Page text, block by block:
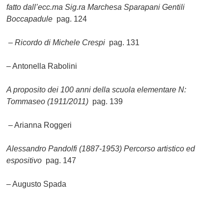
fatto dall’ecc.ma Sig.ra Marchesa Sparapani Gentili
Boccapadule pag. 124
– Ricordo di Michele Crespi pag. 131
– Antonella Rabolini
A proposito dei 100 anni della scuola elementare N:
Tommaseo (1911/2011) pag. 139
– Arianna Roggeri
Alessandro Pandolfi (1887-1953) Percorso artistico ed
espositivo pag. 147
– Augusto Spada